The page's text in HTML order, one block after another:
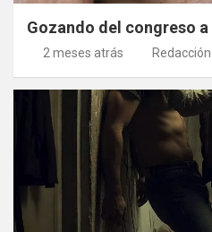
Gozando del congreso a
2 meses atrás